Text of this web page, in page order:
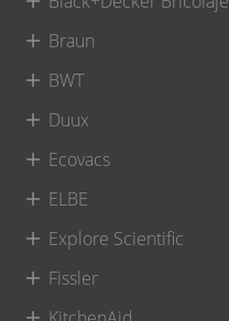
Braun
BWT
Duux
Ecovacs
ELBE
Explore Scientific
Fissler